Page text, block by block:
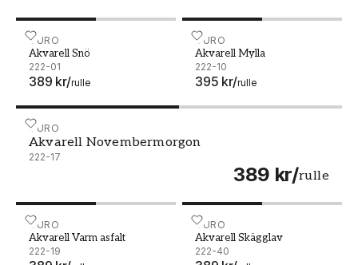
DURO
Akvarell Snö
222-01
389 kr/rulle
Akvarell Snö - 222-01 DURO
Akvarell Mylla
222-10
395 kr/rulle
Akvarell Mylla - 222-10
DURO
Akvarell Novembermorgon
222-17
389 kr/rulle
Akvarell Novembermorgon - 222-17
DURO
Akvarell Varm asfalt
222-19
Akvarell Varm asfalt - 222-19DURO
Akvarell Skägglav
222-40
Akvarell Skägglav - 222-40